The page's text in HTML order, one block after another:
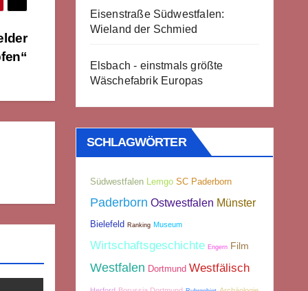
Eisenstraße Südwestfalen:
Wieland der Schmied
Elsbach - einstmals größte
Wäschefabrik Europas
SCHLAGWÖRTER
Südwestfalen Lemgo SC Paderborn
Paderborn Ostwestfalen Münster
Bielefeld Ranking Museum
Wirtschaftsgeschichte Engern Film
Westfalen Dortmund Westfälisch